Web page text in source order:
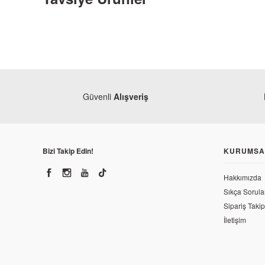
Güvenli Alışveriş
Bizi Takip Edin!
Hakkımızda
Sıkça
Sipariş Takip
İletişim